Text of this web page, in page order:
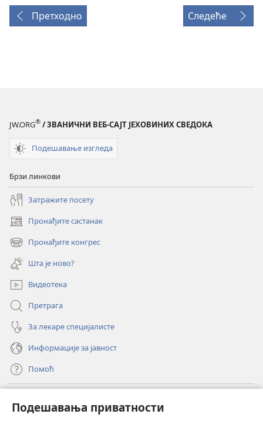
Подешавања приватности
Претходно Следеће
JW.ORG® / ЗВАНИЧНИ ВЕБ-САЈТ ЈЕХОВИНИХ СВЕДОКА
Подешавање изгледа
Брзи линкови
Затражите посету
Пронађите састанак
(отвара
нови
прозор)
Пронађите конгрес
(отвара
нови
прозор)
Шта је ново?
Видеотека
Претрага
За лекаре специјалисте
Информације за јавност
Помоћ
(отвара
нови